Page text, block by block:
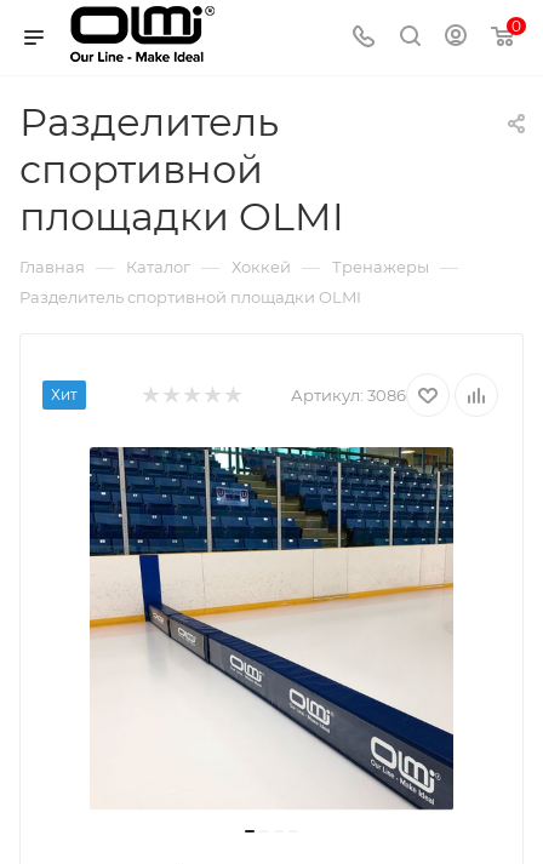
0
Разделитель
спортивной
площадки OLMI
Главная — Каталог — Хоккей — Тренажеры —
Разделитель спортивной площадки OLMI
Хит Артикул: 3086